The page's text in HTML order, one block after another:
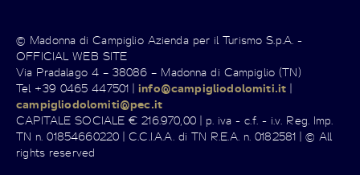
© Madonna di Campiglio Azienda per il Turismo S.p.A. -
OFFICIAL WEB SITE
Via Pradalago 4 – 38086 – Madonna di Campiglio (TN)
Tel +39 0465 447501 |info@campigliodolomiti.it |
campigliodolomiti@pec.it
CAPITALE SOCIALE € 216.970,00 | p. iva - c.f. - i.v. Reg. Imp.
TN n. 01854660220 | C.C.I.A.A. di TN R.E.A. n. 0182581 | © All
rights reserved